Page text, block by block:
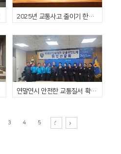
2025년 교통사고 줄이기 한마음대회(2025.12.2)
연말연시 안전한 교통질서 확립을 위한 간담회(12.11.)
3 4 5